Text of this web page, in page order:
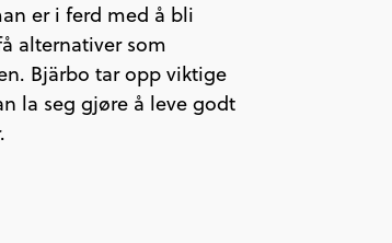
er i ferd med å bli
alternativer som
Bjärbo tar opp viktige
la seg gjøre å leve godt